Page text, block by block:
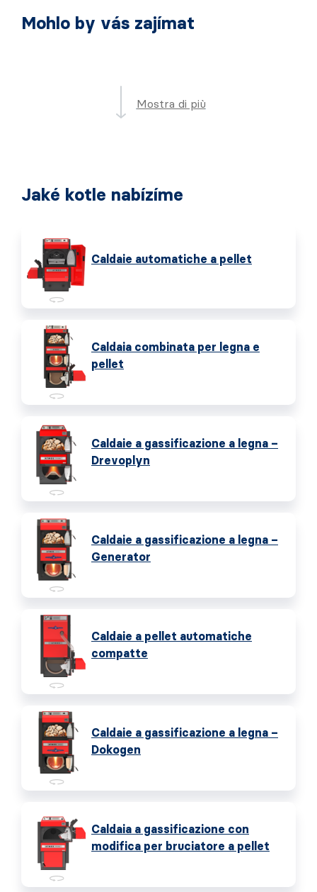
Mohlo by vás zajímat
Mostra di più
Jaké kotle nabízíme
Caldaie automatiche a pellet
Caldaia combinata per legna e
pellet
Caldaie a gassificazione a legna –
Drevoplyn
Caldaie a gassificazione a legna –
Generator
Caldaie a pellet automatiche
compatte
Caldaie a gassificazione a legna –
Dokogen
Caldaia a gassificazione con
modifica per bruciatore a pellet